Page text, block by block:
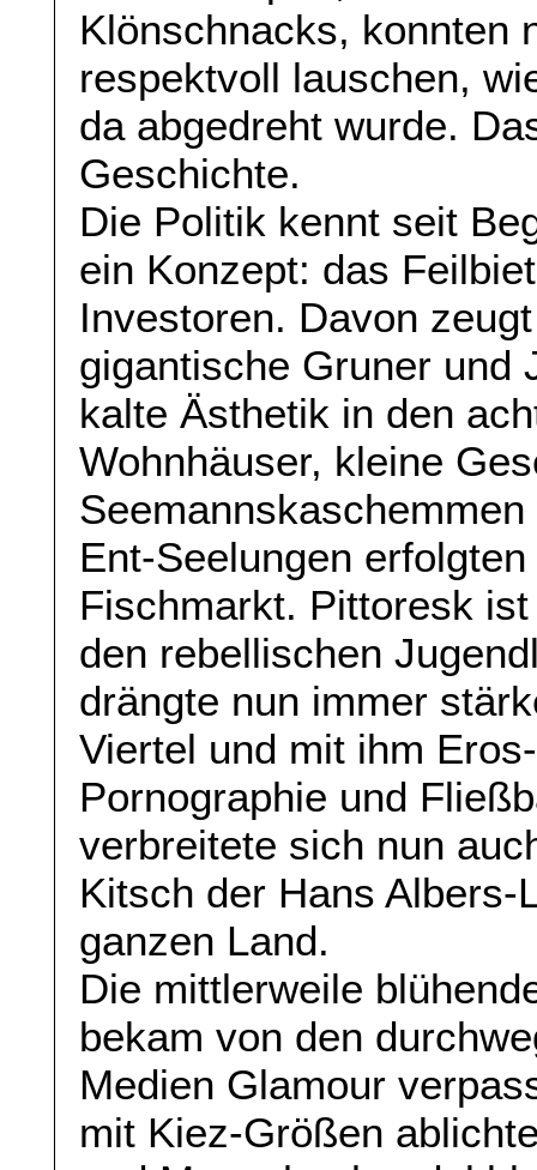
Klönschnacks, konnten
respektvoll lauschen,
da abgedreht wurde.
Geschichte.
Die Politik kennt seit
ein Konzept: das
Investoren. Davon
gigantische Gruner und
kalte Ästhetik in den
Wohnhäuser, kleine
Ent-Seelungen
Fischmarkt. Pittoresk
den rebellischen
drängte nun immer
Viertel und mit ihm
Pornographie und
verbreitete sich nun
Kitsch der Hans
ganzen Land.
Die mittlerweile
bekam von den
Medien Glamour
mit Kiez-Größen